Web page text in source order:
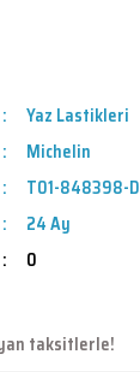
Yaz Lastikleri
Michelin
T01-848398-
24 Ay
0
taksitlerle!